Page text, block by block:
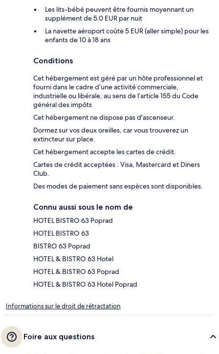
Les lits-bébé peuvent être fournis moyennant un
supplément de 5.0 EUR par nuit
La navette aéroport coûte 5 EUR (aller simple) pour les
enfants de 10 à 18 ans
Conditions
Cet hébergement est géré par un hôte professionnel et
fourni dans le cadre d’une activité commerciale,
industrielle ou libérale, au sens de l’article 155 du Code
général des impôts
Cet hébergement ne dispose pas d'ascenseur.
Dormez sur vos deux oreilles, car vous trouverez un
extincteur sur place.
Cet hébergement accepte les cartes de crédit.
Cartes de crédit acceptées : Visa, Mastercard et Diners
Club.
Des modes de paiement sans espèces sont disponibles.
Connu aussi sous le nom de
HOTEL BISTRO 63 Poprad
HOTEL BISTRO 63
BISTRO 63 Poprad
HOTEL & BISTRO 63 Hotel
HOTEL & BISTRO 63 Poprad
HOTEL & BISTRO 63 Hotel Poprad
Informations sur le droit de rétractation
Foire aux questions